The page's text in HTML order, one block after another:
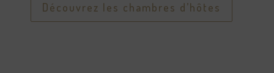
Découvrez les chambres d’hôtes